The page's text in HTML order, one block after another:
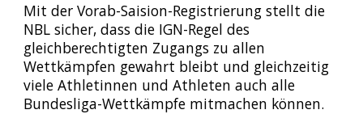
Mit der Vorab-Saision-Registrierung stellt die
NBL sicher, dass die IGN-Regel des
gleichberechtigten Zugangs zu allen
Wettkämpfen gewahrt bleibt und gleichzeitig
viele Athletinnen und Athleten auch alle
Bundesliga-Wettkämpfe mitmachen können.